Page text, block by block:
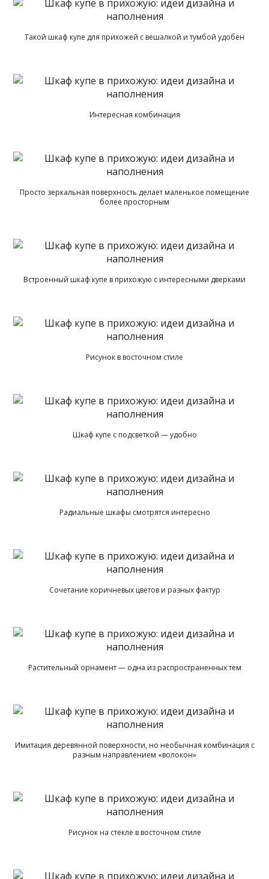
Такой шкаф купе для прихожей с вешалкой и тумбой удобен
Интересная комбинация
Просто зеркальная поверхность делает маленькое помещение
более просторным
Встроенный шкаф купе в прихожую с интересными дверками
Рисунок в восточном стиле
Шкаф купе с подсветкой — удобно
Радиальные шкафы смотрятся интересно
Сочетание коричневых цветов и разных фактур
Растительный орнамент — одна из распространенных тем
Имитация деревянной поверхности, но необычная комбинация с
разным направлением «волокон»
Рисунок на стекле в восточном стиле